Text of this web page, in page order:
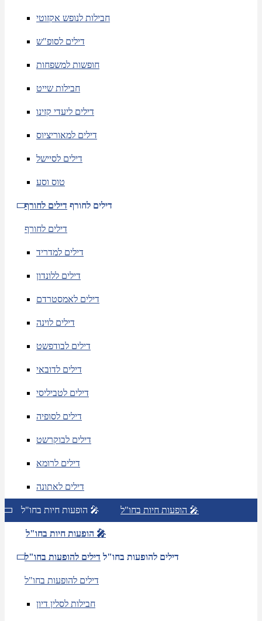
חבילות לנופש אקזוטי
דילים לסופ"ש
חופשות למשפחות
חבילות שייט
דילים ליעדי קזינו
דילים למאוריציוס
דילים לסיישל
טוס וסע
דילים לחורף דילים לחורף
דילים לחורף
דילים למדריד
דילים ללונדון
דילים לאמסטרדם
דילים לוינה
דילים לבודפשט
דילים לדובאי
דילים לטביליסי
דילים לסופיה
דילים לבוקרשט
דילים לרומא
דילים לאתונה
הופעות חיות בחו"ל 🎤 הופעות חיות בחו"ל 🎤
הופעות חיות בחו"ל 🎤
דילים להופעות בחו"ל דילים להופעות בחו"ל
דילים להופעות בחו"ל
חבילות לסלין דיון